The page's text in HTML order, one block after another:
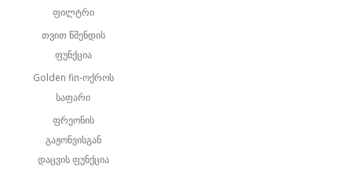
ფილტრი
თვით წმენდის
ფუნქცია
Golden fin-ოქროს
საფარი
ფრეონის
გაჟონვისგან
დაცვის ფუნქცია